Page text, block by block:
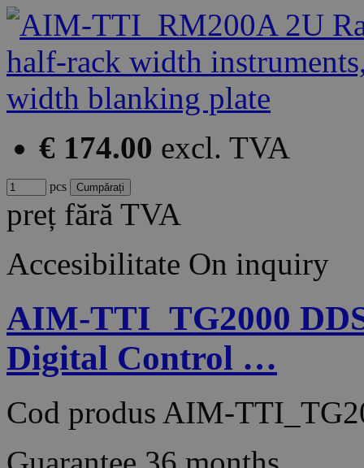
€ 174.00 excl. TVA
pcs
preț fără TVA
Accesibilitate On inquiry
AIM-TTI_TG2000
Digital Control …
Cod produs AIM-